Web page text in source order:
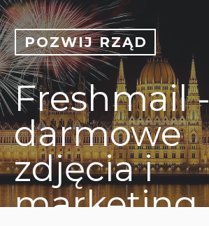
POZWIJ RZĄD
Freshmail -
darmowe
zdjęcia i
marketing